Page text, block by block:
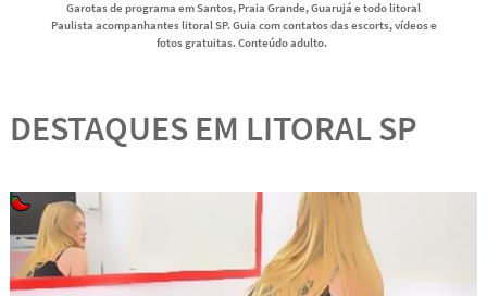
Garotas de programa em Santos, Praia Grande, Guarujá e todo litoral
Paulista acompanhantes litoral SP. Guia com contatos das escorts, vídeos e
fotos gratuitas. Conteúdo adulto.
DESTAQUES EM LITORAL SP